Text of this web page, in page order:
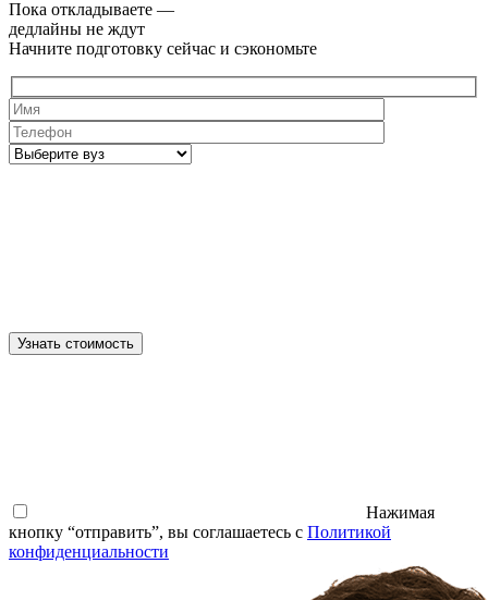
Пока откладываете —
дедлайны не ждут
Начните подготовку сейчас и сэкономьте
Узнать стоимость
Нажимая
кнопку “отправить”, вы соглашаетесь с Политикой
конфиденциальности